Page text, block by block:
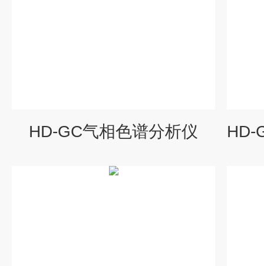
HD-GC气相色谱分析仪